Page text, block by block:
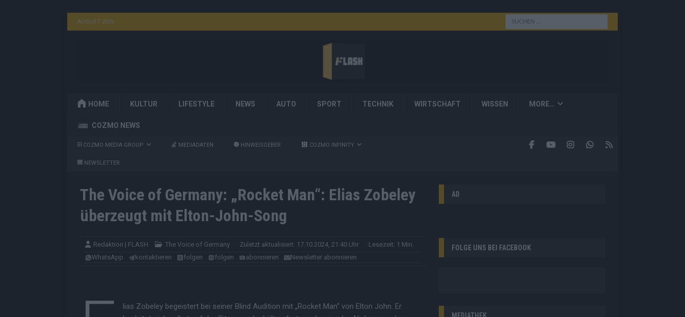
AUGUST 2026
HOME KULTUR LIFESTYLE NEWS AUTO SPORT TECHNIK WIRTSCHAFT WISSEN MORE…
COZMO NEWS
COZMO MEDIA GROUP MEDIADATEN HINWEISGEBER COZMO INFINITY
NEWSLETTER
The Voice of Germany: „Rocket Man“: Elias Zobeley
überzeugt mit Elton-John-Song
Redaktion | FLASH The Voice of Germany · Zuletzt aktualisiert: 17.10.2024, 21:40 Uhr
· Lesezeit: 1 Min.
WhatsApp
kontaktieren folgen folgen abonnieren Newsletter abonnieren
lias Zobeley begeistert bei seiner Blind Audition mit „Rocket Man“ von Elton John. Er
AD
FOLGE UNS BEI FACEBOOK